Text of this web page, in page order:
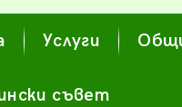
Услуги
съвет